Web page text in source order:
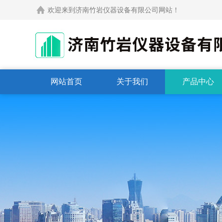
欢迎来到济南竹岩仪器设备有限公司网站！
网站首页 关于我们 产品中心